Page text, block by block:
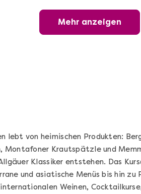
Online Sushi Kochkurs: Alles rund
perfekte Maki-Rolle!Mehr anzeigen
lebt von heimischen Produkten:
Krautspätzle und
Klassiker entstehen. Das
und asiatische Menüs bis hin
Weinen,